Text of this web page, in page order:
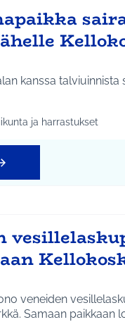
kanssa talviuinnista
mukaan: Kellokoski
tulokset teeman
ja harrastukset
veneiden
Samaan paikkaan